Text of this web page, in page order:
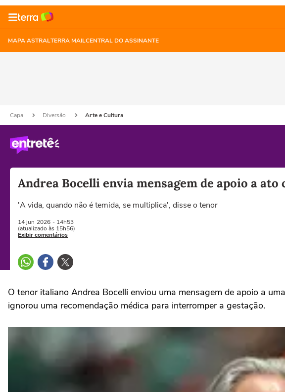
MAPA ASTRALTERRA MAILCENTRAL DO ASSINANTE
Capa Diversão Arte e Cultura
Andrea Bocelli envia mensagem de apoio a
'A vida, quando não é temida, se multiplica', disse o tenor
14 jun 2026 - 14h53
(atualizado às 15h56)
Exibir comentários
O tenor italiano Andrea Bocelli enviou uma mensagem de apoio a
ignorou uma recomendação médica para interromper a gestação.